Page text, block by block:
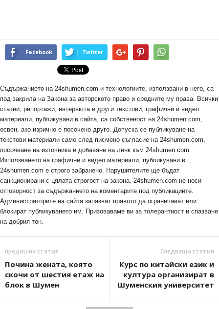
Facebook Twitter
Съдържанието на 24shumen.com и технологиите, използвани в него, са
под закрила на Закона за авторското право и сродните му права. Всички
статии, репортажи, интервюта и други текстови, графични и видео
материали, публикувани в сайта, са собственост на 24shumen.com,
освен, ако изрично е посочено друго. Допуска се публикуване на
текстови материали само след писмено съгласие на 24shumen.com,
посочване на източника и добавяне на линк към 24shumen.com.
Използването на графични и видео материали, публикувани в
24shumen.com е строго забранено. Нарушителите ще бъдат
санкционирани с цялата строгост на закона. 24shumen.com не носи
отговорност за съдържанието на коментарите под публикациите.
Администраторите на сайта запазват правото да ограничават или
блокират публикуването им. Призоваваме ви за толерантност и спазване
на добрия тон.
предишна статия
Почина жената, която
скочи от шестия етаж на
блок в Шумен
Следваща статия
Курс по китайски език и
култура организират в
Шуменския университет